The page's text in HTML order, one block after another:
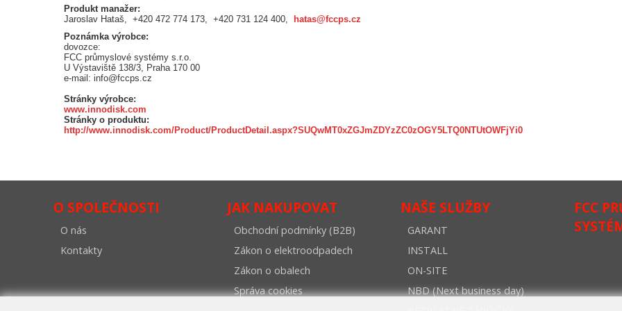
Produkt manažer:
Jaroslav Hataš, +420 472 774 173, +420 731 124 400, hatas@fccps.cz
Poznámka výrobce:
dovozce:
FCC průmyslové systémy s.r.o.
U Výstaviště 138/3, Praha 170 00
e-mail: info@fccps.cz
Stránky výrobce:
www.innodisk.com
Stránky o produktu:
http://www.innodisk.com/Product/ProductDetail.aspx?SUQwMT0xZGJmZDYzZC0zOGY5LTQ0NTUtOWFjYi0
O SPOLEČNOSTI
O nás
Kontakty
JAK NAKUPOVAT
Obchodní podmínky (B2B)
Zákon o elektroodpadech
Zákon o obalech
Správa cookies
NAŠE SLUŽBY
GARANT
INSTALL
ON-SITE
NBD (Next business day)
FCC